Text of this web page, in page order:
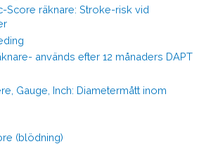
Score räknare: Stroke-risk vid
används efter 12 månaders DAPT
Gauge, Inch: Diametermått inom
(blödning)